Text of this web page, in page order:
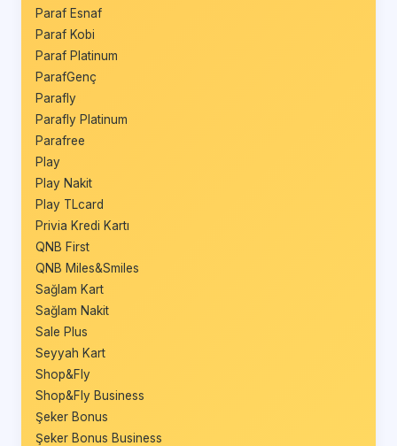
Paraf Esnaf
Paraf Kobi
Paraf Platinum
ParafGenç
Parafly
Parafly Platinum
Parafree
Play
Play Nakit
Play TLcard
Privia Kredi Kartı
QNB First
QNB Miles&Smiles
Sağlam Kart
Sağlam Nakit
Sale Plus
Seyyah Kart
Shop&Fly
Shop&Fly Business
Şeker Bonus
Şeker Bonus Business